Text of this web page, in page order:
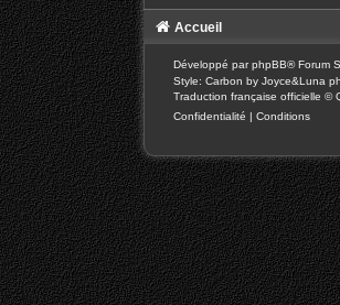
Accueil
Développé parphpBB® Forum
Style: Carbon by Joyce&Luna
Traduction française officielle ©
Confidentialité
Conditions